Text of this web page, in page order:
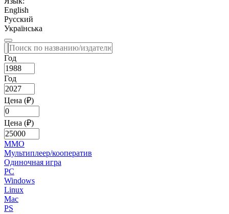
English
Русский
Українська
Год
Год
Цена (₽)
Цена (₽)
MMO
Мультиплеер/кооператив
Одиночная игра
PC
Windows
Linux
Mac
PS